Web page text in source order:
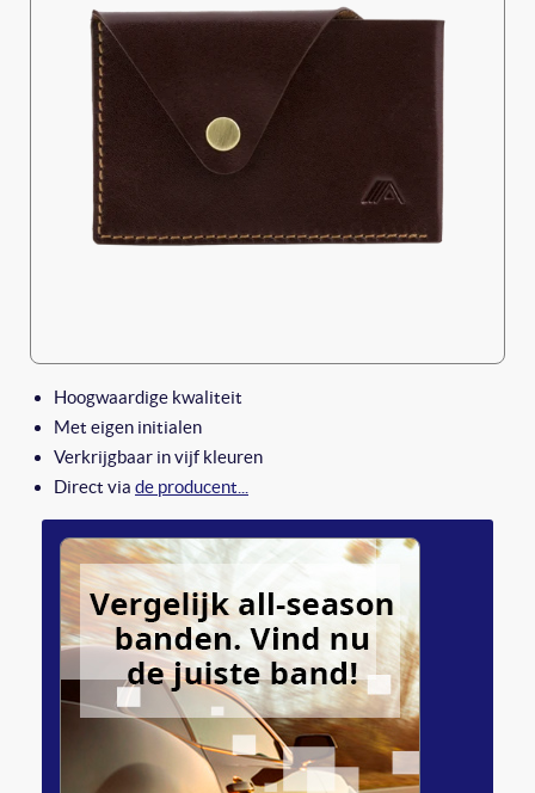
Hoogwaardige kwaliteit
Met eigen initialen
Verkrijgbaar in vijf kleuren
Direct via de producent...